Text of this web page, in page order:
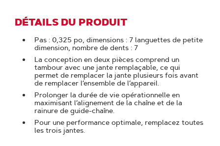
DÉTAILS DU PRODUIT
Pas : 0,325 po, dimensions : 7 languettes de petite
dimension, nombre de dents : 7
La conception en deux pièces comprend un
tambour avec une jante remplaçable, ce qui
permet de remplacer la jante plusieurs fois avant
de remplacer l’ensemble de l’appareil.
Prolonger la durée de vie opérationnelle en
maximisant l’alignement de la chaîne et de la
rainure de guide-chaîne.
Pour une performance optimale, remplacez toutes
les trois jantes.